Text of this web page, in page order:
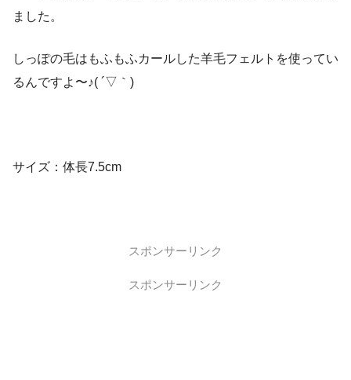
ました。
しっぽの毛はもふもふカールした羊毛フェルトを使ってい
るんですよ〜♪( ´▽｀)
サイズ：体長7.5cm
スポンサーリンク
スポンサーリンク